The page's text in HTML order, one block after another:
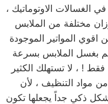
الغسالات الاوتوماتيك ،
مختلفة من الملابس
اقوي المواتير الموجودة
بغسل الملابس بسرعة
! ، لا تستهلك الكثير
من مواد التنظيف ، لأن
ذكي جداً يجعلها تكون